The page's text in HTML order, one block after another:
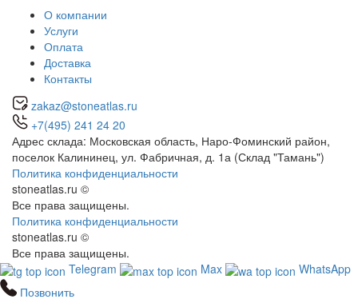
О компании
Услуги
Оплата
Доставка
Контакты
zakaz@stoneatlas.ru
+7(495) 241 24 20
Адрес склада: Московская область, Наро-Фоминский район,
поселок Калининец, ул. Фабричная, д. 1а (Склад "Тамань")
Политика конфиденциальности
stoneatlas.ru ©
Все права защищены.
Политика конфиденциальности
stoneatlas.ru ©
Все права защищены.
Telegram
Max
WhatsApp
Позвонить